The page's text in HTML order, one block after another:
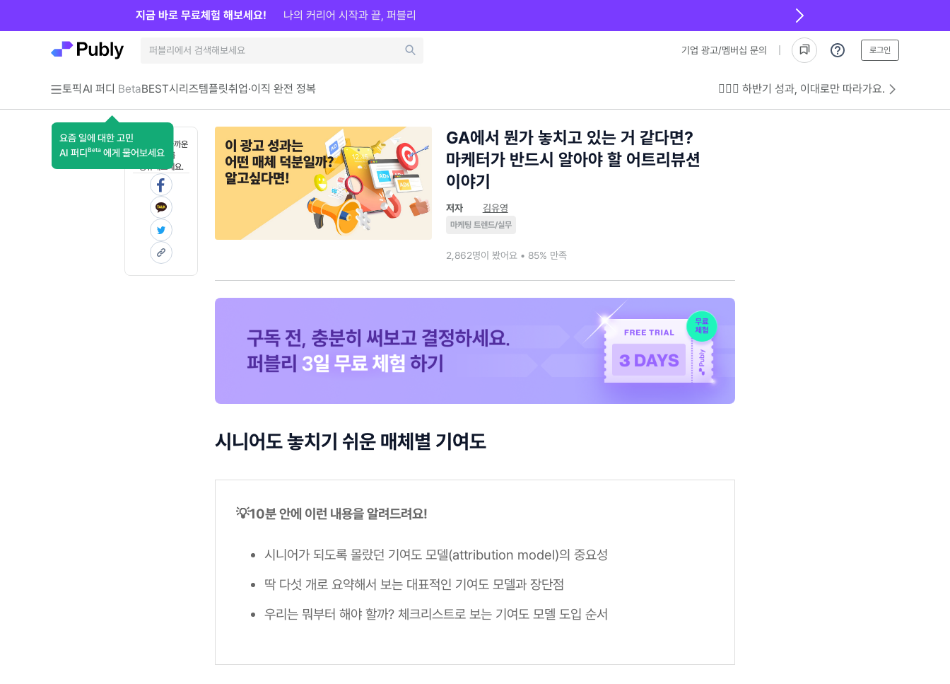
기업 광고/멤버십 문의 로그인
토픽AI 퍼디 Beta
요즘 일에 대한 고민
AI 퍼디 Beta 에게 물어보세요
BEST시리즈템플릿취업·이직 완전 정복 💁🏻‍♂️ 하반기 성과, 이대로만 따라가요.
지금 바로 무료체험 해보세요! 나의 커리어 시작과 끝, 퍼블리
혼자 보기 아까운
콘텐츠를
공유해보세요.
GA에서 뭔가 놓치고 있는 거 같다면?
마케터가 반드시 알아야 할 어트리뷰션
이야기
저자 김유영
마케팅 트렌드/실무
2,862명이 봤어요 • 85% 만족
시니어도 놓치기 쉬운 매체별 기여도
💡10분 안에 이런 내용을 알려드려요!
시니어가 되도록 몰랐던 기여도 모델(attribution model)의 중요성
딱 다섯 개로 요약해서 보는 대표적인 기여도 모델과 장단점
우리는 뭐부터 해야 할까? 체크리스트로 보는 기여도 모델 도입 순서